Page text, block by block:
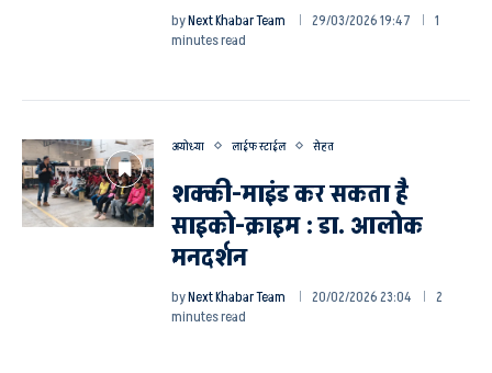
byNext Khabar Team 29/03/2026 19:47
1
minutes read
अयोध्या लाईफ स्टाईल सेहत
शक्की-माइंड कर सकता है
साइको-क्राइम : डा. आलोक
मनदर्शन
byNext Khabar Team 20/02/2026 23:04
2
minutes read